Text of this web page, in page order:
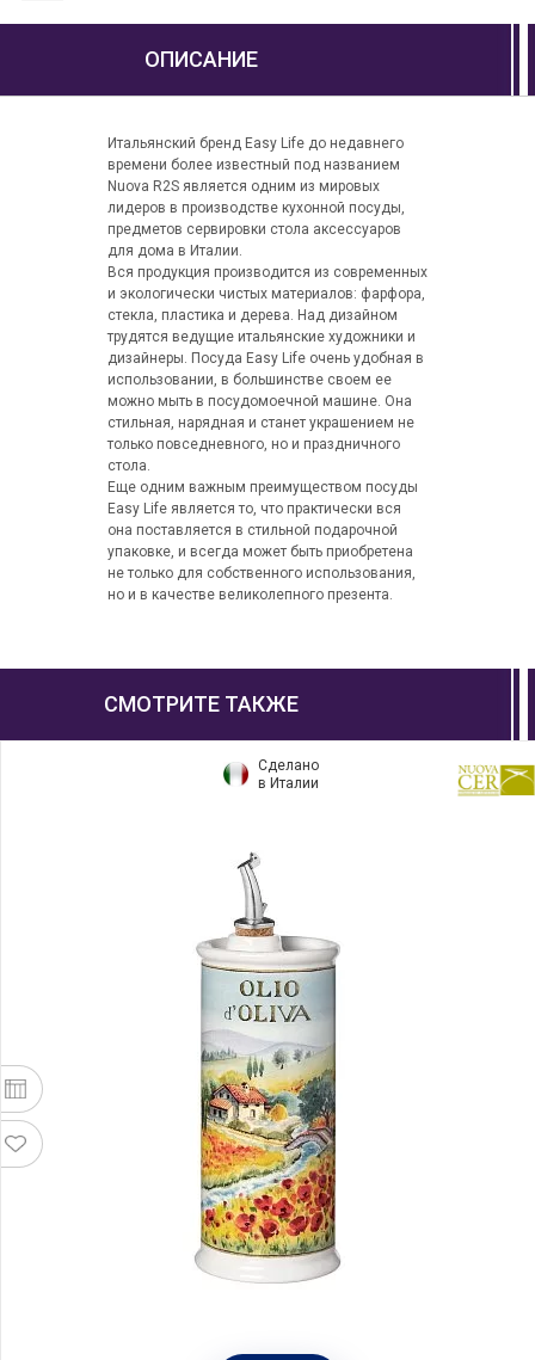
ОПИСАНИЕ
Итальянский бренд Easy Life до недавнего
времени более известный под названием
Nuova R2S является одним из мировых
лидеров в производстве кухонной посуды,
предметов сервировки стола аксессуаров
для дома в Италии.
Вся продукция производится из современных
и экологически чистых материалов: фарфора,
стекла, пластика и дерева. Над дизайном
трудятся ведущие итальянские художники и
дизайнеры. Посуда Easy Life очень удобная в
использовании, в большинстве своем ее
можно мыть в посудомоечной машине. Она
стильная, нарядная и станет украшением не
только повседневного, но и праздничного
стола.
Еще одним важным преимуществом посуды
Easy Life является то, что практически вся
она поставляется в стильной подарочной
упаковке, и всегда может быть приобретена
не только для собственного использования,
но и в качестве великолепного презента.
СМОТРИТЕ ТАКЖЕ
Сделано
в Италии